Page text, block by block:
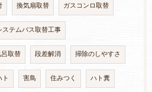
換気扇取替 ガスコンロ取替
ステムバス取替工事
取替 段差解消 掃除のしやすさ
ト 害鳥 住みつく ハト糞